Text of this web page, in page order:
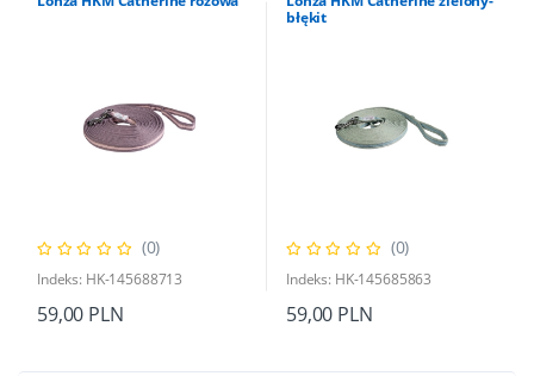
(0)
Indeks: HK-145688713
59,00 PLN
błękit
(0)
Indeks: HK-145685863
59,00 PLN